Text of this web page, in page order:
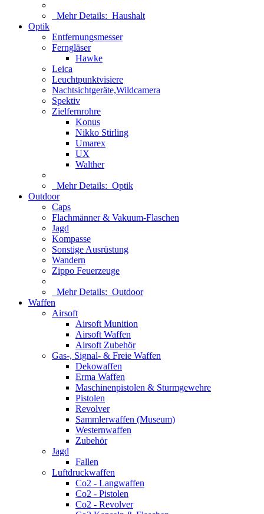
Mehr Details: Haushalt
Optik
Entfernungsmesser
Ferngläser
Hawke
Leica
Leuchtpunktvisiere
Nachtsichtgeräte,Wildcamera
Spektiv
Zielfernrohre
Konus
Nikko Stirling
Umarex
UX
Walther
Mehr Details: Optik
Outdoor
Caps
Flachmänner & Vakuum-Flaschen
Jagd
Kompasse
Sonstige Ausrüstung
Wandern
Zippo Feuerzeuge
Mehr Details: Outdoor
Waffen
Airsoft
Airsoft Munition
Airsoft Waffen
Airsoft Zubehör
Gas-, Signal- & Freie Waffen
Dekowaffen
Erma Waffen
Maschinenpistolen & Sturmgewehre
Pistolen
Revolver
Sammlerwaffen (Museum)
Westernwaffen
Zubehör
Jagd
Fallen
Luftdruckwaffen
Co2 - Langwaffen
Co2 - Pistolen
Co2 - Revolver